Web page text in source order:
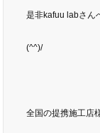
是非kafuu labさん
(^^)/
全国の提携施工店